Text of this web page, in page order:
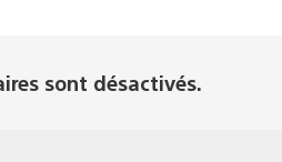
sont désactivés.